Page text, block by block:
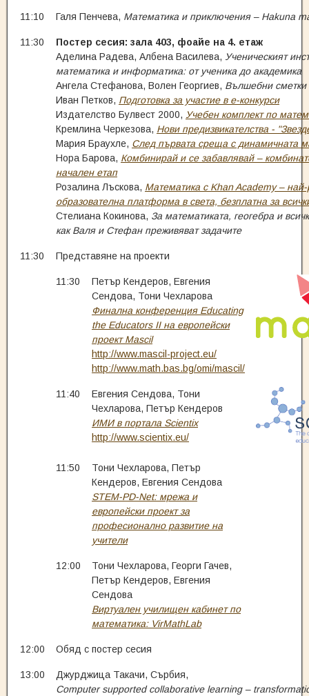
11:10 Галя Пенчева, Математика и приключения – Hakuna
11:30
Постер сесия: зала 403, фоайе на 4. етаж
Аделина Радева, Албена Василева, Ученическият
математика и информатика: от ученика до академика
Ангела Стефанова, Волен Георгиев, Вълшебни сметки
Иван Петков, Подготовка за участие в е-конкурси
Издателство Булвест 2000, Учебен комплект по
Кремлина Черкезова, Нови предизвикателства -
Мария Браухле, След първата среща с динамичната
Нора Барова, Комбинирай и се забавлявай –
начален етап
Розалина Лъскова, Математика с Khan Academy – най-
образователна платформа в света, безплатна за
Стелиана Кокинова, За математиката, геогебра и
как Валя и Стефан преживяват задачите
11:30 Представяне на проекти
11:30
Петър Кендеров, Евгения
Сендова, Тони Чехларова
Финална конференция Educating
the Educators II на европейски
проект Mascil
http://www.mascil-project.eu/
http://www.math.bas.bg/omi/mascil/
11:40
Евгения Сендова, Тони
Чехларова, Петър Кендеров
ИМИ в портала Scientix
http://www.scientix.eu/
11:50
Тони Чехларова, Петър
Кендеров, Евгения Сендова
STEM-PD-Net: мрежа и
европейски проект за
професионално развитие на
учители
12:00
Тони Чехларова, Георги Гачев,
Петър Кендеров, Евгения
Сендова
Виртуален училищен кабинет по
математика: VirMathLab
12:00 Обяд с постер сесия
13:00
Джурджица Такачи, Сърбия,
Computer supported collaborative learning –